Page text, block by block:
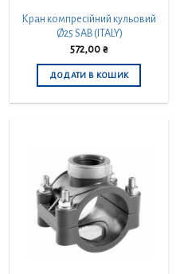
Кран компресійний кульовий
Ø25 SAB (ITALY)
572,00 ₴
ДОДАТИ В КОШИК